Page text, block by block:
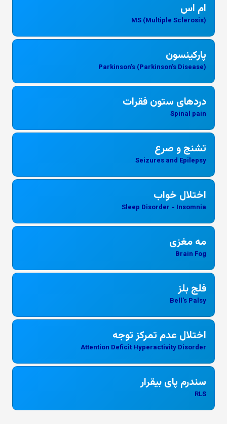
ام اس
MS (Multiple Sclerosis)
پارکینسون
Parkinson's (Parkinson's Disease)
دردهای ستون فقرات
Spinal pain
تشنج و صرع
Seizures and Epilepsy
اختلال خواب
Sleep Disorder - Insomnia
مه مغزی
Brain Fog
فلج بلز
Bell's Palsy
اختلال عدم تمرکز توجه
Attention Deficit Hyperactivity Disorder
سندرم پای بیقرار
RLS